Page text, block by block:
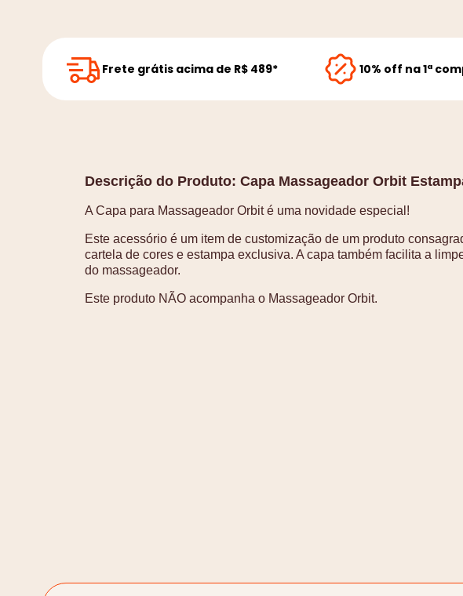
Frete grátis acima de R$ 489* 10% off na 1ª
Descrição do Produto: Capa Massageador Orbit
A Capa para Massageador Orbit é uma novidade especial!
Este acessório é um item de customização de um produto
cartela de cores e estampa exclusiva. A capa também facilita a
do massageador.
Este produto NÃO acompanha o Massageador Orbit.